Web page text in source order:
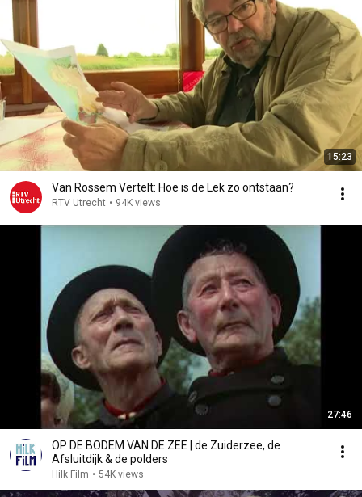
15:23
Van Rossem Vertelt: Hoe is de Lek zo ontstaan?
RTV Utrecht • 94K views
27:46
OP DE BODEM VAN DE ZEE | de Zuiderzee, de
Afsluitdijk & de polders
Hilk Film • 54K views